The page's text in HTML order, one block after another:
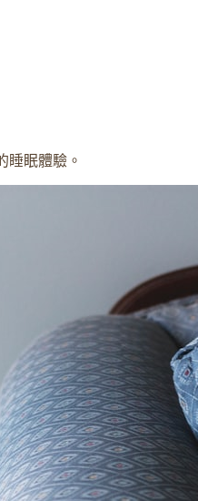
睡眠體驗。